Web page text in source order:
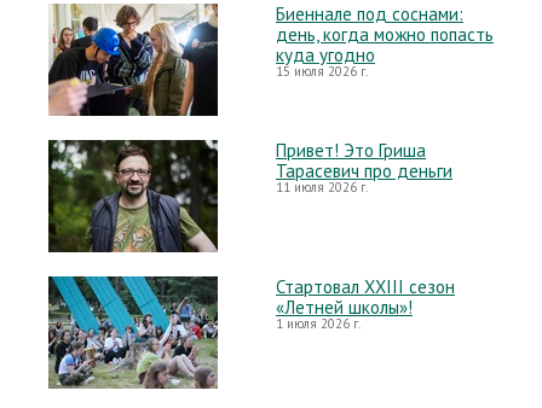
Биеннале под соснами:
день, когда можно попасть
куда угодно
15 июля 2026 г.
Привет! Это Гриша
Тарасевич про деньги
11 июля 2026 г.
Стартовал XXIII сезон
«Летней школы»!
1 июля 2026 г.